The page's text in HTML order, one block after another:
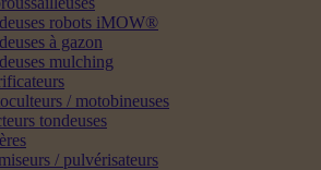
robots iMOW®
à gazon
mulching
/ motobineuses
tondeuses
/ pulvérisateurs